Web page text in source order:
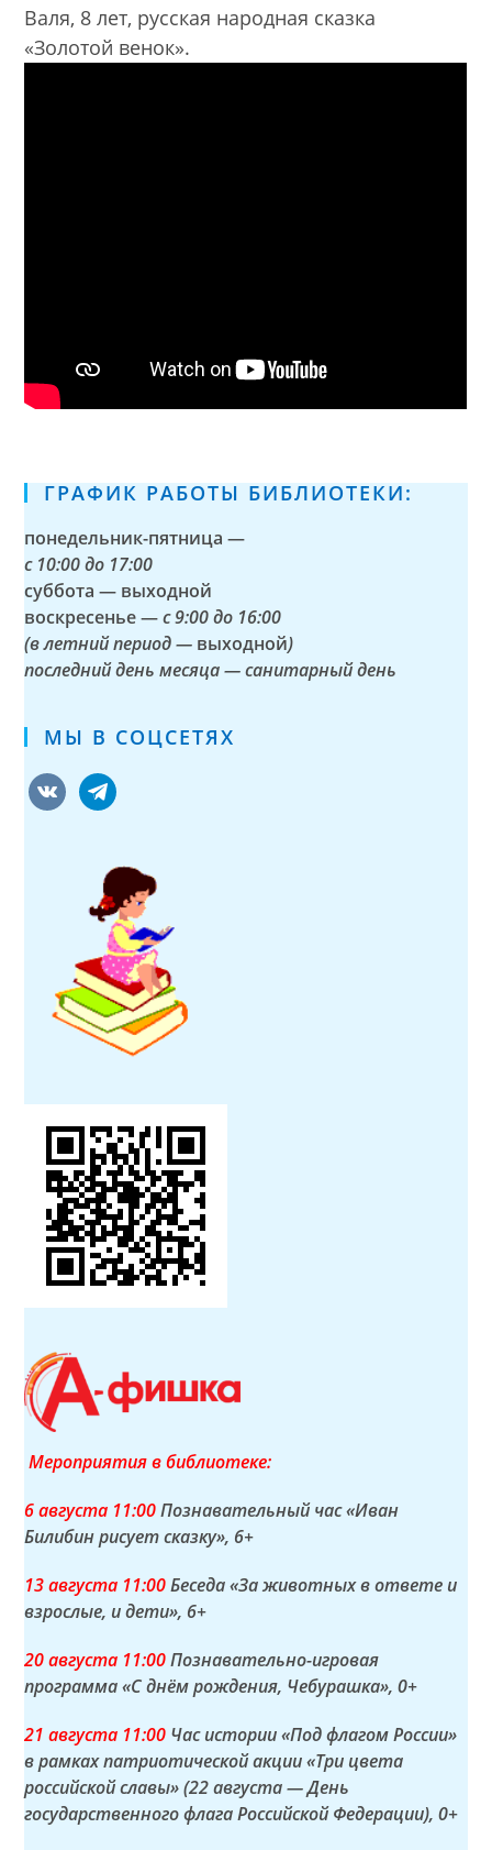
Валя, 8 лет, русская народная сказка
«Золотой венок».
ГРАФИК РАБОТЫ БИБЛИОТЕКИ:
понедельник-пятница —
с 10:00 до 17:00
суббота — выходной
воскресенье —с 9:00 до 16:00
(в летний период — выходной)
последний день месяца — санитарный день
МЫ В СОЦСЕТЯХ
vkontaktetelegram
Мероприятия в библиотеке:
6 августа 11:00Познавательный час «Иван
Билибин рисует сказку», 6+
13 августа 11:00Беседа «За животных в ответе и
взрослые, и дети», 6+
20 августа 11:00Познавательно-игровая
программа «С днём рождения, Чебурашка», 0+
21 августа 11:00 Час истории «Под флагом России»
в рамках патриотической акции «Три цвета
российской славы» (22 августа — День
государственного флага Российской Федерации), 0+